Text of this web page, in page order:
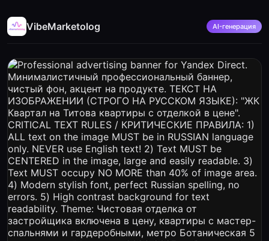
VibeMarketolog AI-генерация